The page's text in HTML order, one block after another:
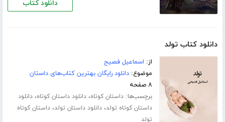
دانلود کتاب
دانلود کتاب تولد
از: اسماعیل فصیح
موضوع:دانلود رایگان بهترین کتاب‌های داستان
۸ صفحه
برچسب‌ها:داستان کوتاه،دانلود داستان کوتاه،دانلود
داستان کوتاه تولد،دانلود داستان تولد،داستان کوتاه
تولد